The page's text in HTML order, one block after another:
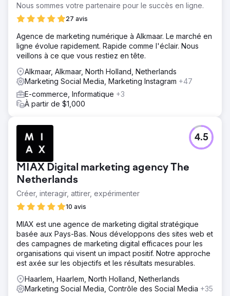
Nous sommes votre partenaire pour le succès en ligne.
27 avis
Agence de marketing numérique à Alkmaar. Le marché en
ligne évolue rapidement. Rapide comme l'éclair. Nous
veillons à ce que vous restiez en tête.
Alkmaar, Alkmaar, North Holland, Netherlands
Marketing Social Media, Marketing Instagram +47
E-commerce, Informatique +3
À partir de $1,000
MIAX Digital marketing agency The
Netherlands
Créer, interagir, attirer, expérimenter
10 avis
4.5
MIAX est une agence de marketing digital stratégique
basée aux Pays-Bas. Nous développons des sites web et
des campagnes de marketing digital efficaces pour les
organisations qui visent un impact positif. Notre approche
est axée sur les objectifs et les résultats mesurables.
Haarlem, Haarlem, North Holland, Netherlands
Marketing Social Media, Contrôle des Social Media +35